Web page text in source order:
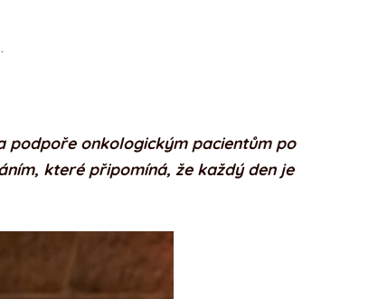
podpoře onkologickým pacientům po
které připomíná, že každý den je